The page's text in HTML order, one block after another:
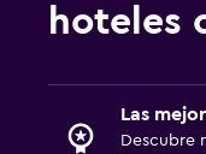
hoteles
Las
Descubre